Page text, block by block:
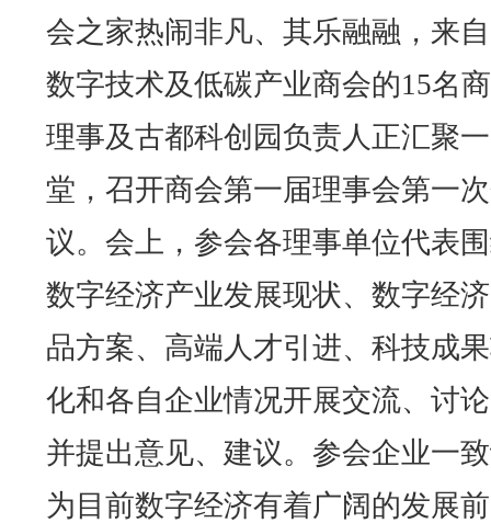
会之家热闹非凡、其乐融融，来
数字技术及低碳产业商会的15名
理事及古都科创园负责人正汇聚一
堂，召开商会第一届理事会第一
议。会上，参会各理事单位代表
数字经济产业发展现状、数字经
品方案、高端人才引进、科技成
化和各自企业情况开展交流、讨
并提出意见、建议。参会企业一
为目前数字经济有着广阔的发展前